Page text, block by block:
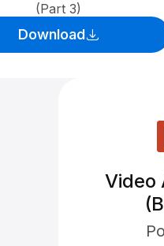
(Part 3)
Download
Video